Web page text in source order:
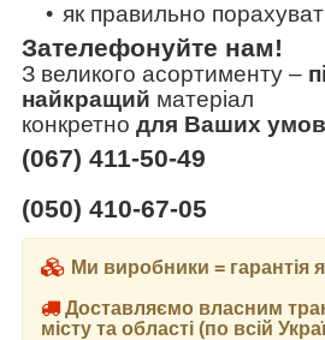
як правильно
Зателефонуйте нам!
З великого асортименту –
найкращий матеріал
конкретно для Ваших умов
(067) 411-50-49
(050) 410-67-05
Ми виробники = гарантія
Доставляємо власним
місту та області (по всій